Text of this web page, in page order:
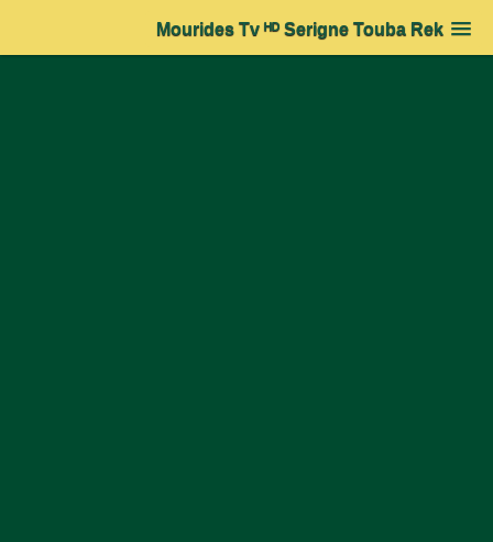
Mourides Tv ᴴᴰ Serigne Touba Rek